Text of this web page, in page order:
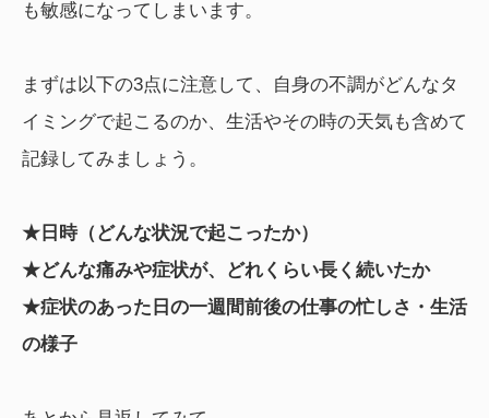
も敏感になってしまいます。
まずは以下の3点に注意して、自身の不調がどんなタ
イミングで起こるのか、生活やその時の天気も含めて
記録してみましょう。
★日時（どんな状況で起こったか）
★どんな痛みや症状が、どれくらい長く続いたか
★症状のあった日の一週間前後の仕事の忙しさ・生活
の様子